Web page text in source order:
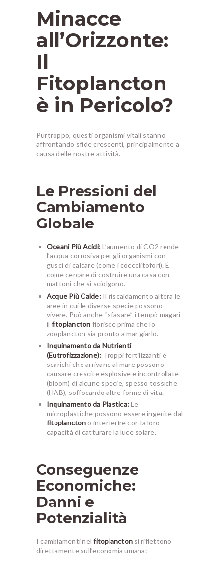
Minacce
all’Orizzonte:
Il
Fitoplancton
è in Pericolo?
Purtroppo, questi organismi vitali stanno
affrontando sfide crescenti, principalmente a
causa delle nostre attività.
Le Pressioni del
Cambiamento
Globale
Oceani Più Acidi:L’aumento di CO2 rende
l’acqua corrosiva per gli organismi con
gusci di calcare (come i coccolitofori). È
come cercare di costruire una casa con
mattoni che si sciolgono.
Acque Più Calde:Il riscaldamento altera le
aree in cui le diverse specie possono
vivere. Può anche “sfasare” i tempi: magari
il fitoplancton fiorisce prima che lo
zooplancton sia pronto a mangiarlo.
Inquinamento da Nutrienti
(Eutrofizzazione): Troppi fertilizzanti e
scarichi che arrivano al mare possono
causare crescite esplosive e incontrollate
(bloom) di alcune specie, spesso tossiche
(HAB), soffocando altre forme di vita.
Inquinamento da Plastica:Le
microplastiche possono essere ingerite dal
fitoplanctono interferire con la loro
capacità di catturare la luce solare.
Conseguenze
Economiche:
Danni e
Potenzialità
I cambiamenti nelfitoplancton si riflettono
direttamente sull’economia umana: